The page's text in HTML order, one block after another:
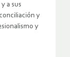
a sus
y
y